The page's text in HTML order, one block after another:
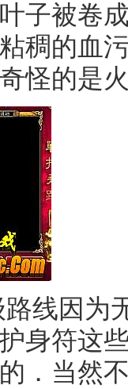
子被卷
稠的血
怪的是
线因为
身符这
．当然